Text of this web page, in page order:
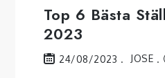
Top 6 Bästa
2023
24/08/2023 JOSE